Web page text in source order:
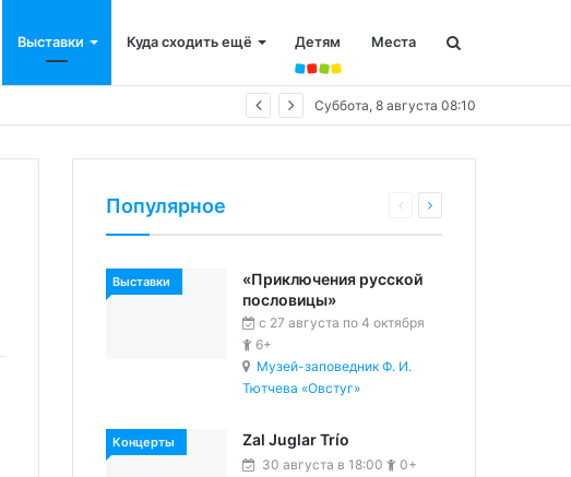
Выставки Куда сходить ещё Детям Места
Суббота, 8 августа 08:10
Популярное
Выставки
«Приключения русской
пословицы»
c 27 августа по 4 октября
6+
Музей-заповедник Ф. И.
Тютчева «Овстуг»
Концерты Zal Juglar Trío
30 августа в 18:00
0+